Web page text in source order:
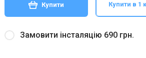
Купити Купити в 1
Замовити інсталяцію 690 грн.